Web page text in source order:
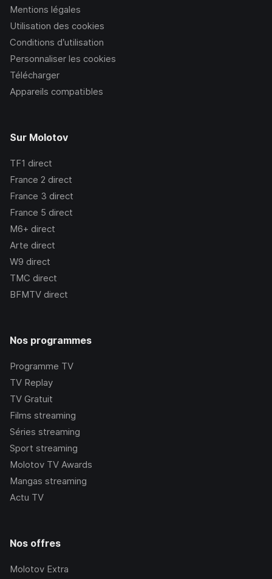
Mentions légales
Utilisation des cookies
Conditions d’utilisation
Personnaliser les cookies
Télécharger
Appareils compatibles
Sur Molotov
TF1 direct
France 2 direct
France 3 direct
France 5 direct
M6+ direct
Arte direct
W9 direct
TMC direct
BFMTV direct
Nos programmes
Programme TV
TV Replay
TV Gratuit
Films streaming
Séries streaming
Sport streaming
Molotov TV Awards
Mangas streaming
Actu TV
Nos offres
Molotov Extra